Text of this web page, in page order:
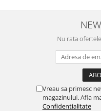
Nu rata
Vreau sa primesc
magazinului. Afla
Confidentialitate